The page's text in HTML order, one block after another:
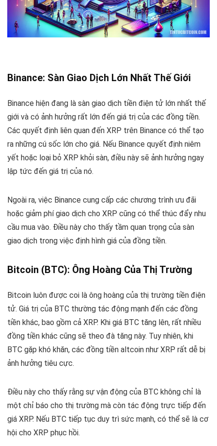
Binance: Sàn Giao Dịch Lớn Nhất Thế Giới
Binance hiện đang là sàn giao dịch tiền điện tử lớn nhất thế
giới và có ảnh hưởng rất lớn đến giá trị của các đồng tiền.
Các quyết định liên quan đến XRP trên Binance có thể tạo
ra những cú sốc lớn cho giá. Nếu Binance quyết định niêm
yết hoặc loại bỏ XRP khỏi sàn, điều này sẽ ảnh hưởng ngay
lập tức đến giá trị của nó.
Ngoài ra, việc Binance cung cấp các chương trình ưu đãi
hoặc giảm phí giao dịch cho XRP cũng có thể thúc đẩy nhu
cầu mua vào. Điều này cho thấy tầm quan trọng của sàn
giao dịch trong việc định hình giá của đồng tiền.
Bitcoin (BTC): Ông Hoàng Của Thị Trường
Bitcoin luôn được coi là ông hoàng của thị trường tiền điện
tử. Giá trị của BTC thường tác động mạnh đến các đồng
tiền khác, bao gồm cả XRP. Khi giá BTC tăng lên, rất nhiều
đồng tiền khác cũng sẽ theo đà tăng này. Tuy nhiên, khi
BTC gặp khó khăn, các đồng tiền altcoin như XRP rất dễ bị
ảnh hưởng tiêu cực.
Điều này cho thấy rằng sự vận động của BTC không chỉ là
một chỉ báo cho thị trường mà còn tác động trực tiếp đến
giá XRP. Nếu BTC tiếp tục duy trì sức mạnh, có thể sẽ là cơ
hội cho XRP phục hồi.